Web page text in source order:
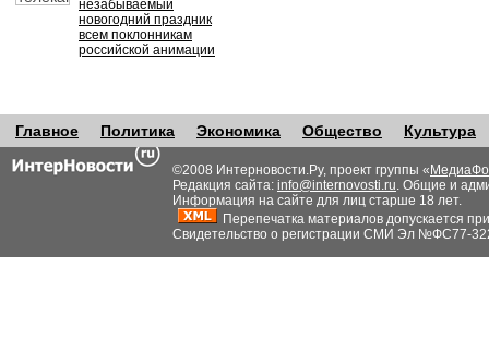
незабываемый
новогодний праздник
всем поклонникам
российской анимации
Главное Политика Экономика Общество Культура
©2008 Интерновости.Ру, проект группы «
Редакция сайта: info@internovosti.ru. Общие и
Информация на сайте для лиц старше 18 лет.
Перепечатка материалов допускается
Свидетельство о регистрации СМИ Эл №ФС77-